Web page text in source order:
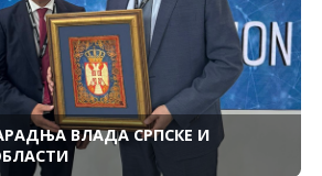
ВЛАДА СРПСКЕ И